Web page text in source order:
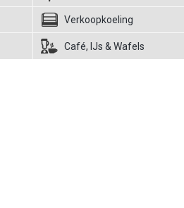
Verkoopkoeling
Café, IJs & Wafels